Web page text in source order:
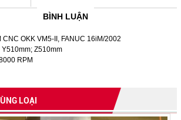
BÌNH LUẬN
CNC OKK VM5-II, FANUC 16iM/2002
Z510mm
RPM
LOẠI